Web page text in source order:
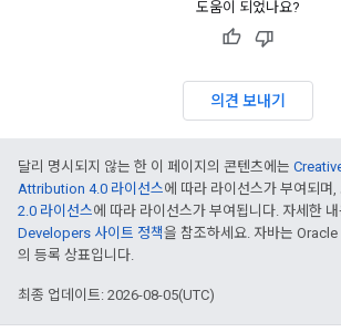
도움이 되었나요?
의견 보내기
달리 명시되지 않는 한 이 페이지의 콘텐츠에는
Attribution 4.0 라이선스에 따라 라이선스가 부여되며,
2.0 라이선스에 따라 라이선스가 부여됩니다. 자세한 내
Developers 사이트 정책을 참조하세요. 자바는
의 등록 상표입니다.
최종 업데이트: 2026-08-05(UTC)